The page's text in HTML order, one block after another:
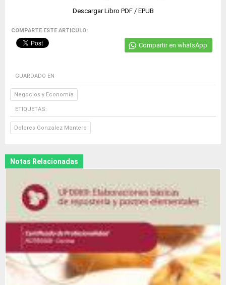
Descargar Libro PDF / EPUB
COMPARTE ESTE ARTICULO:
Compartir en whatsApp
GUARDADO EN
Negocios y Economia
ETIQUETAS:
Dolores Gonzalez Mantero
Notas Relacionadas